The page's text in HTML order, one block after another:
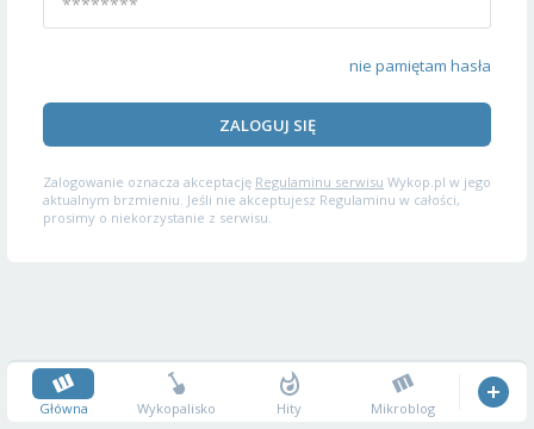
nie pamiętam hasła
ZALOGUJ SIĘ
Zalogowanie oznacza akceptację Regulaminu serwisu Wykop.pl w jego
aktualnym brzmieniu. Jeśli nie akceptujesz Regulaminu w całości,
prosimy o niekorzystanie z serwisu.
Główna Wykopalisko Hity Mikroblog